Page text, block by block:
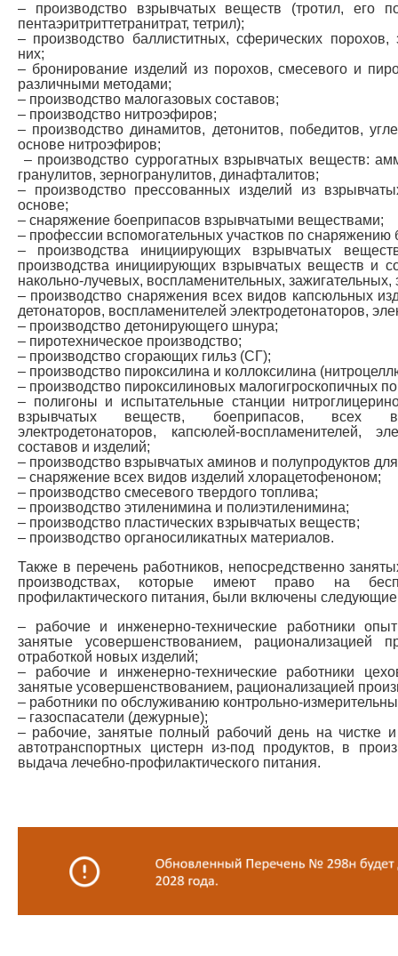
– производство взрывчатых веществ (тротил, его
пентаэритриттетранитрат, тетрил);
– производство баллиститных, сферических
них;
– бронирование изделий из порохов, смесевого и
различными методами;
– производство малогазовых составов;
– производство нитроэфиров;
– производство динамитов, детонитов, победитов,
основе нитроэфиров;
– производство суррогатных взрывчатых веществ:
гранулитов, зерногранулитов, динафталитов;
– производство прессованных изделий из
основе;
– снаряжение боеприпасов взрывчатыми веществами;
– профессии вспомогательных участков по
– производства инициирующих взрывчатых
производства инициирующих взрывчатых веществ и
накольно-лучевых, воспламенительных,
– производство снаряжения всех видов капсюльных
детонаторов, воспламенителей электродетонаторов,
– производство детонирующего шнура;
– пиротехническое производство;
– производство сгорающих гильз (СГ);
– производство пироксилина и коллоксилина
– производство пироксилиновых малогигроскопичных
– полигоны и испытательные станции
взрывчатых веществ, боеприпасов, всех
электродетонаторов, капсюлей-воспламенителей,
составов и изделий;
– производство взрывчатых аминов и полупродуктов
– снаряжение всех видов изделий хлорацетофеноном;
– производство смесевого твердого топлива;
– производство этиленимина и полиэтиленимина;
– производство пластических взрывчатых веществ;
– производство органосиликатных материалов.
Также в перечень работников, непосредственно
производствах, которые имеют право на
профилактического питания, были включены следующие
– рабочие и инженерно-технические работники
занятые усовершенствованием, рационализацией
отработкой новых изделий;
– рабочие и инженерно-технические работники
занятые усовершенствованием, рационализацией
– работники по обслуживанию контрольно-
– газоспасатели (дежурные);
– рабочие, занятые полный рабочий день на чистке
автотранспортных цистерн из-под продуктов, в
выдача лечебно-профилактического питания.